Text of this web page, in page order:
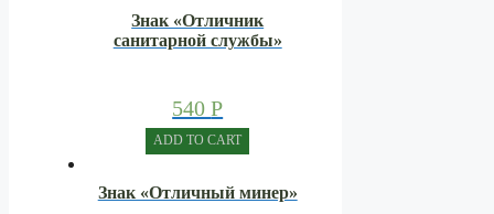
Знак «Отличник
санитарной службы»
540Р
ADD TO CART
Знак «Отличный минер»